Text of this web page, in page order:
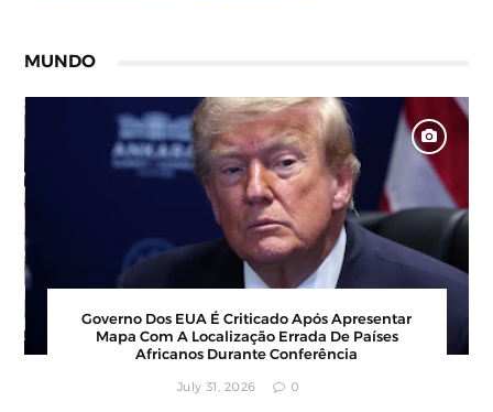
MUNDO
Barbearia Nudista Viraliza Ao Atrair Clientes Com
Conceito Inusitado E Faturamento Milionário